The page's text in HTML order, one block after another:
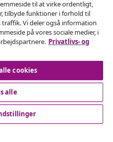
at fortryde din ordre.
køb
til at virke ordentligt,
tilbyde funktioner i forhold til
Vi deler også information
på vores sociale medier, i
Privatlivs- og
cookies
alle